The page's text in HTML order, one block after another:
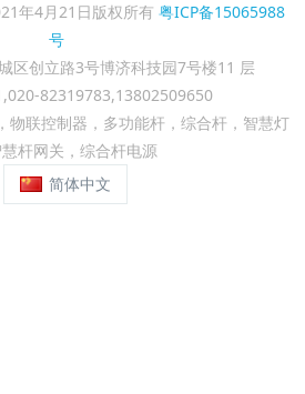
年4月21日版权所有 粤ICP备15065988
号
区创立路3号博济科技园7号楼11 层
82319783,13802509650
物联控制器，多功能杆，综合杆，智慧灯
杆网关，综合杆电源
简体中文